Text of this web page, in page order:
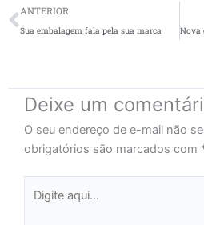
Prev
ANTERIOR
Sua embalagem fala pela sua marca
Deixe um
O seu endereço de e-mail não
obrigatórios são marcados com
aqui...